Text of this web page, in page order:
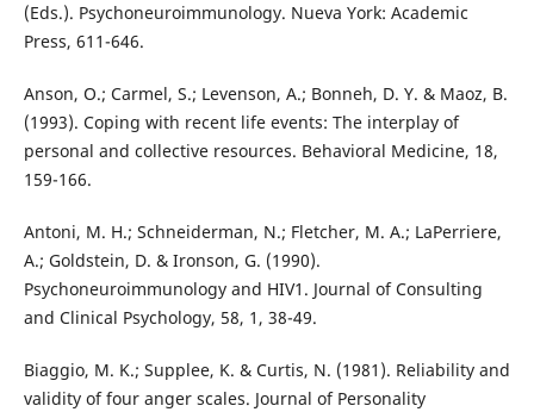
(Eds.). Psychoneuroimmunology. Nueva York: Academic
Press, 611-646.
Anson, O.; Carmel, S.; Levenson, A.; Bonneh, D. Y. & Maoz, B.
(1993). Coping with recent life events: The interplay of
personal and collective resources. Behavioral Medicine, 18,
159-166.
Antoni, M. H.; Schneiderman, N.; Fletcher, M. A.; LaPerriere,
A.; Goldstein, D. & Ironson, G. (1990).
Psychoneuroimmunology and HIV1. Journal of Consulting
and Clinical Psychology, 58, 1, 38-49.
Biaggio, M. K.; Supplee, K. & Curtis, N. (1981). Reliability and
validity of four anger scales. Journal of Personality